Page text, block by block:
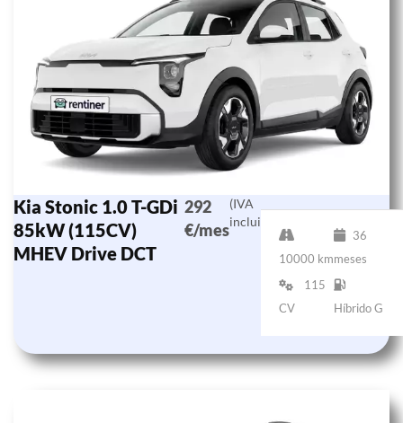
Kia Stonic 1.0 T-GDi
85kW (115CV)
MHEV Drive DCT
292
€/mes
(IVA
incluido)
10000 km
36
meses
115
CV
Híbrido G